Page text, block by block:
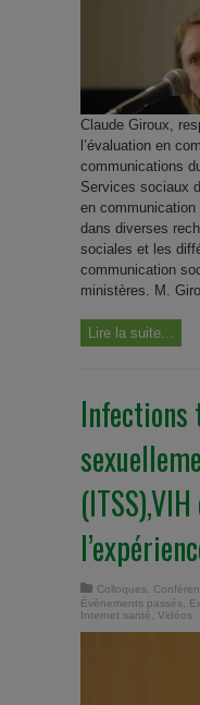
Claude Giroux,
l’évaluation en
communications
Services sociaux
en communication
dans diverses
sociales et les
communication
ministères. M.
Lire la suite...
Colloques
Évènements passés
Internet santé
Vidéos